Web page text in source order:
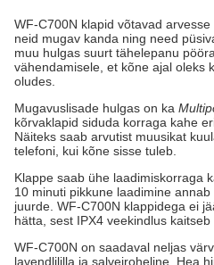
WF-C700N klapid võtavad
neid mugav kanda ning need
muu hulgas suurt tähelepanu
vähendamisele, et kõne ajal oleks
oludes.
Mugavuslisade hulgas on ka
kõrvaklapid siduda korraga kahe
Näiteks saab arvutist muusikat
telefoni, kui kõne sisse tuleb.
Klappe saab ühe laadimiskorraga
10 minuti pikkune laadimine
juurde. WF-C700N klappidega ei
hätta, sest IPX4 veekindlus
WF-C700N on saadaval neljas
lavendlililla ja salveiroheline. Hea